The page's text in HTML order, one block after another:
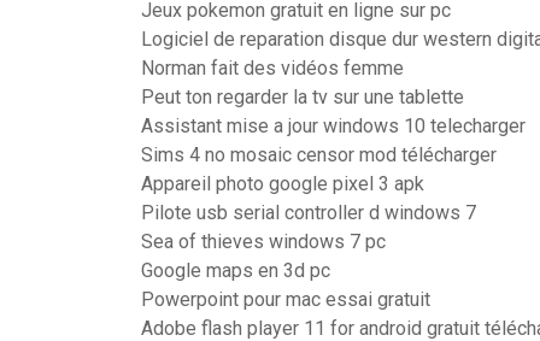
Jeux pokemon gratuit en ligne sur pc
Logiciel de reparation disque dur western
Norman fait des vidéos femme
Peut ton regarder la tv sur une tablette
Assistant mise a jour windows 10 telecharger
Sims 4 no mosaic censor mod télécharger
Appareil photo google pixel 3 apk
Pilote usb serial controller d windows 7
Sea of thieves windows 7 pc
Google maps en 3d pc
Powerpoint pour mac essai gratuit
Adobe flash player 11 for android gratuit